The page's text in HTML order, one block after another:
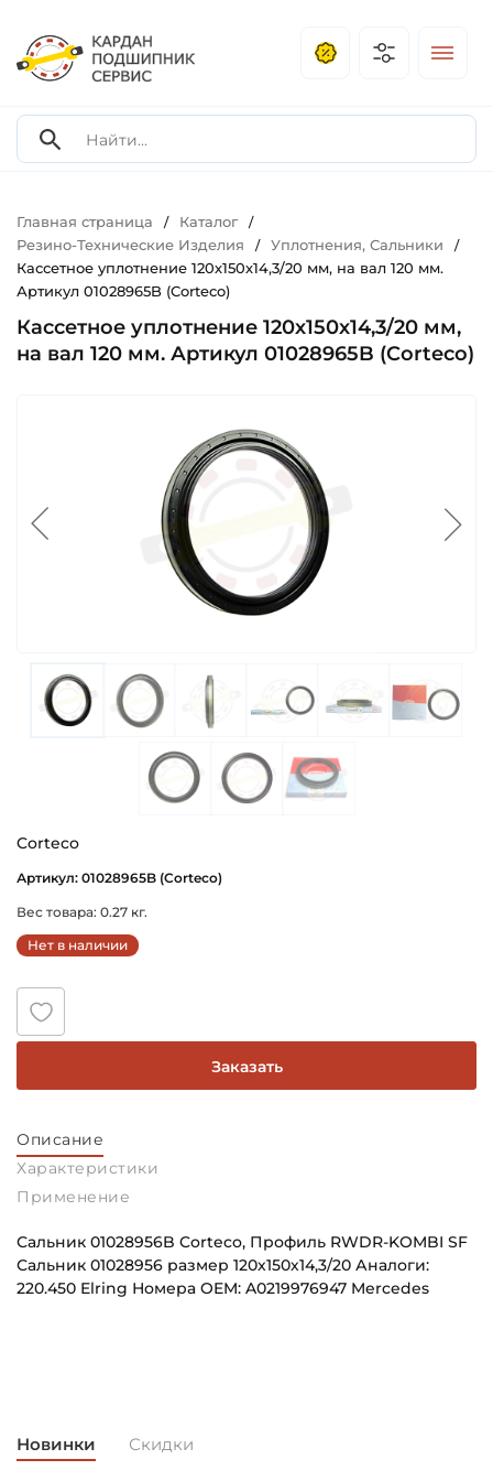
Главная страница / Каталог /
Резино-Технические Изделия / Уплотнения, Сальники /
Кассетное уплотнение 120х150х14,3/20 мм, на вал 120 мм.
Артикул 01028965B (Corteco)
Кассетное уплотнение 120х150х14,3/20 мм,
на вал 120 мм. Артикул 01028965B (Corteco)
Corteco
Артикул: 01028965B (Corteco)
Вес товара: 0.27 кг.
Нет в наличии
Заказать
Описание
Характеристики
Применение
Сальник 01028956B Corteco, Профиль RWDR-KOMBI SF
Сальник 01028956 размер 120х150х14,3/20 Аналоги:
220.450 Elring Номера OEM: A0219976947 Mercedes
Ширина внутреннего кольца (B):
Новинки Скидки